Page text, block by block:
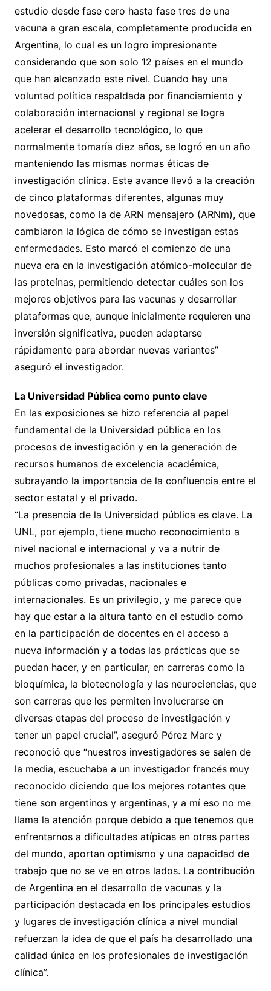
estudio desde fase cero hasta fase tres de una
vacuna a gran escala, completamente producida en
Argentina, lo cual es un logro impresionante
considerando que son solo 12 países en el mundo
que han alcanzado este nivel. Cuando hay una
voluntad política respaldada por financiamiento y
colaboración internacional y regional se logra
acelerar el desarrollo tecnológico, lo que
normalmente tomaría diez años, se logró en un año
manteniendo las mismas normas éticas de
investigación clínica. Este avance llevó a la creación
de cinco plataformas diferentes, algunas muy
novedosas, como la de ARN mensajero (ARNm), que
cambiaron la lógica de cómo se investigan estas
enfermedades. Esto marcó el comienzo de una
nueva era en la investigación atómico-molecular de
las proteínas, permitiendo detectar cuáles son los
mejores objetivos para las vacunas y desarrollar
plataformas que, aunque inicialmente requieren una
inversión significativa, pueden adaptarse
rápidamente para abordar nuevas variantes”
aseguró el investigador.
La Universidad Pública como punto clave
En las exposiciones se hizo referencia al papel
fundamental de la Universidad pública en los
procesos de investigación y en la generación de
recursos humanos de excelencia académica,
subrayando la importancia de la confluencia entre el
sector estatal y el privado.
“La presencia de la Universidad pública es clave. La
UNL, por ejemplo, tiene mucho reconocimiento a
nivel nacional e internacional y va a nutrir de
muchos profesionales a las instituciones tanto
públicas como privadas, nacionales e
internacionales. Es un privilegio, y me parece que
hay que estar a la altura tanto en el estudio como
en la participación de docentes en el acceso a
nueva información y a todas las prácticas que se
puedan hacer, y en particular, en carreras como la
bioquímica, la biotecnología y las neurociencias, que
son carreras que les permiten involucrarse en
diversas etapas del proceso de investigación y
tener un papel crucial”, aseguró Pérez Marc y
reconoció que “nuestros investigadores se salen de
la media, escuchaba a un investigador francés muy
reconocido diciendo que los mejores rotantes que
tiene son argentinos y argentinas, y a mí eso no me
llama la atención porque debido a que tenemos que
enfrentarnos a dificultades atípicas en otras partes
del mundo, aportan optimismo y una capacidad de
trabajo que no se ve en otros lados. La contribución
de Argentina en el desarrollo de vacunas y la
participación destacada en los principales estudios
y lugares de investigación clínica a nivel mundial
refuerzan la idea de que el país ha desarrollado una
calidad única en los profesionales de investigación
clínica”.